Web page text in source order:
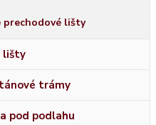
prechodové lišty
lišty
trámy
pod podlahu